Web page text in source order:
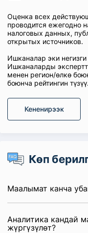
Оценка всех
проводится ежегодно
налоговых данных,
открытых источников.
Ишканалар эки негизги
Ишканаларды
менен регион/өлкө
боюнча рейтингин түзүү.
Кененирээк
Көп
Маалымат канча
Аналитика кандай
жүргүзүлөт?